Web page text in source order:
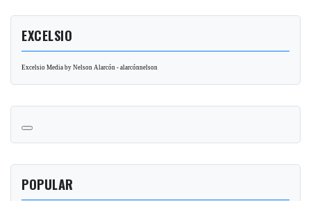
EXCELSIO
Excelsio Media by Nelson Alarcón - alarcónnelson
POPULAR